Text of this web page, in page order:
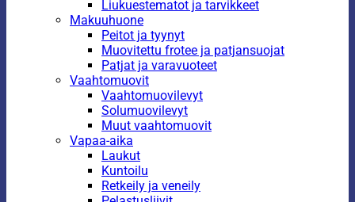
Liukuestematot ja tarvikkeet
Makuuhuone
Peitot ja tyynyt
Muovitettu frotee ja patjansuojat
Patjat ja varavuoteet
Vaahtomuovit
Vaahtomuovilevyt
Solumuovilevyt
Muut vaahtomuovit
Vapaa-aika
Laukut
Kuntoilu
Retkeily ja veneily